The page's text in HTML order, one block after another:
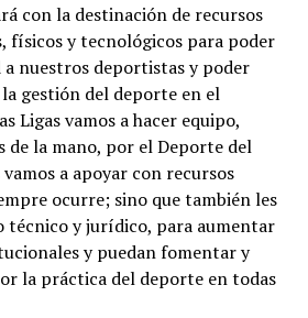
con la destinación de recursos
físicos y tecnológicos para poder
nuestros deportistas y poder
gestión del deporte en el
Ligas vamos a hacer equipo,
de la mano, por el Deporte del
a apoyar con recursos
ocurre; sino que también les
técnico y jurídico, para aumentar
y puedan fomentar y
la práctica del deporte en todas